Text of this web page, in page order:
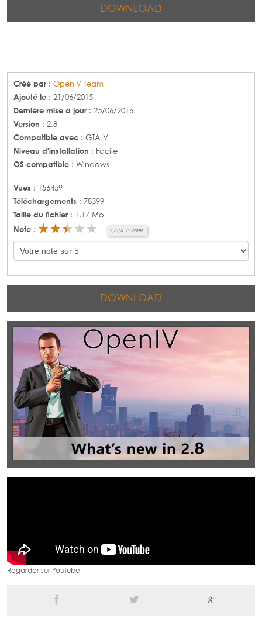
DOWNLOAD
Créé par : OpenIV Team
Ajouté le : 21/06/2015
Dernière mise à jour : 25/06/2016
Version : 2.8
Compatible avec : GTA V
Niveau d'installation : Facile
OS compatible : Windows
Vues : 156459
Téléchargements : 78399
Taille du fichier : 1.17 Mo
Note : 2,72/5 72 votes)
DOWNLOAD
Regarder sur Youtube